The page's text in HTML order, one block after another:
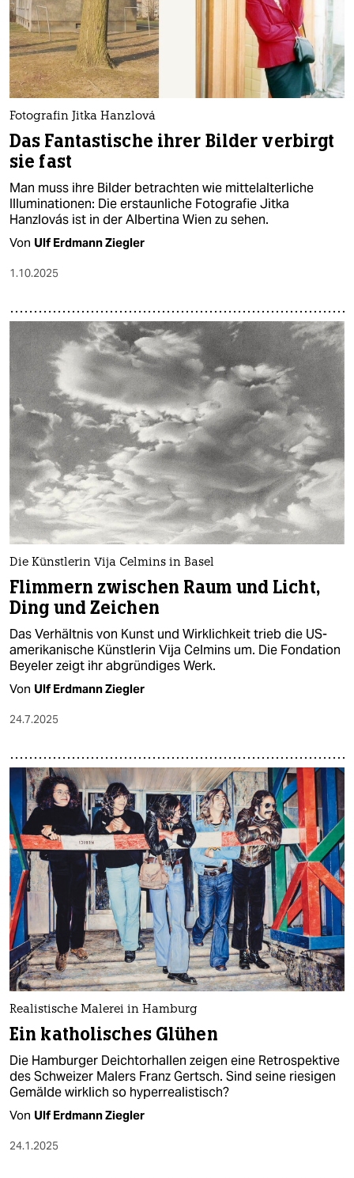
Fotografin Jitka Hanzlová
Das Fantastische ihrer Bilder verbirgt
sie fast
Man muss ihre Bilder betrachten wie mittelalterliche
Illuminationen: Die erstaunliche Fotografie Jitka
Hanzlovás ist in der Albertina Wien zu sehen.
Von Ulf Erdmann Ziegler
1.10.2025
Die Künstlerin Vija Celmins in Basel
Flimmern zwischen Raum und Licht,
Ding und Zeichen
Das Verhältnis von Kunst und Wirklichkeit trieb die US-
amerikanische Künstlerin Vija Celmins um. Die Fondation
Beyeler zeigt ihr abgründiges Werk.
Von Ulf Erdmann Ziegler
24.7.2025
Realistische Malerei in Hamburg
Ein katholisches Glühen
Die Hamburger Deichtorhallen zeigen eine Retrospektive
des Schweizer Malers Franz Gertsch. Sind seine riesigen
Gemälde wirklich so hyperrealistisch?
Von Ulf Erdmann Ziegler
24.1.2025